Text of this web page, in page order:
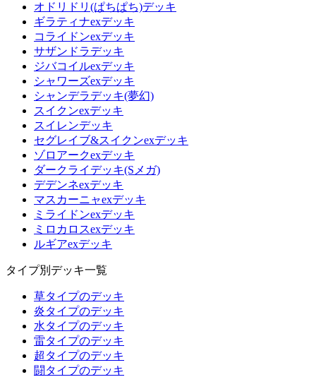
オドリドリ(ぱちぱち)デッキ
ギラティナexデッキ
コライドンexデッキ
サザンドラデッキ
ジバコイルexデッキ
シャワーズexデッキ
シャンデラデッキ(夢幻)
スイクンexデッキ
スイレンデッキ
セグレイブ&スイクンexデッキ
ゾロアークexデッキ
ダークライデッキ(Sメガ)
デデンネexデッキ
マスカーニャexデッキ
ミライドンexデッキ
ミロカロスexデッキ
ルギアexデッキ
タイプ別デッキ一覧
草タイプのデッキ
炎タイプのデッキ
水タイプのデッキ
雷タイプのデッキ
超タイプのデッキ
闘タイプのデッキ